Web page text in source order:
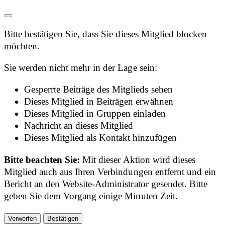
Bitte bestätigen Sie, dass Sie dieses Mitglied blocken
möchten.
Sie werden nicht mehr in der Lage sein:
Gesperrte Beiträge des Mitglieds sehen
Dieses Mitglied in Beiträgen erwähnen
Dieses Mitglied in Gruppen einladen
Nachricht an dieses Mitglied
Dieses Mitglied als Kontakt hinzufügen
Bitte beachten Sie:Mit dieser Aktion wird dieses
Mitglied auch aus Ihren Verbindungen entfernt und ein
Bericht an den Website-Administrator gesendet. Bitte
geben Sie dem Vorgang einige Minuten Zeit.
Bestätigen